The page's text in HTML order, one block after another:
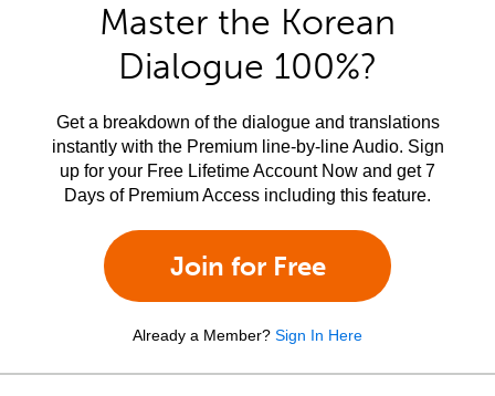
Master the Korean
Dialogue 100%?
Get a breakdown of the dialogue and translations
instantly with the Premium line-by-line Audio. Sign
up for your Free Lifetime Account Now and get 7
Days of Premium Access including this feature.
Join for Free
Already a Member? Sign In Here